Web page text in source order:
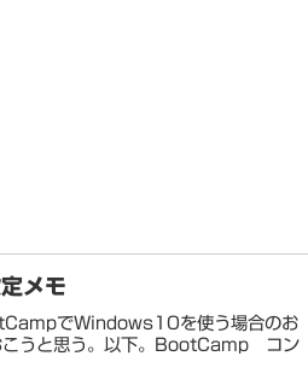
メモ
でWindows10を使う場合のお
こうと思う。以下。BootCamp コン